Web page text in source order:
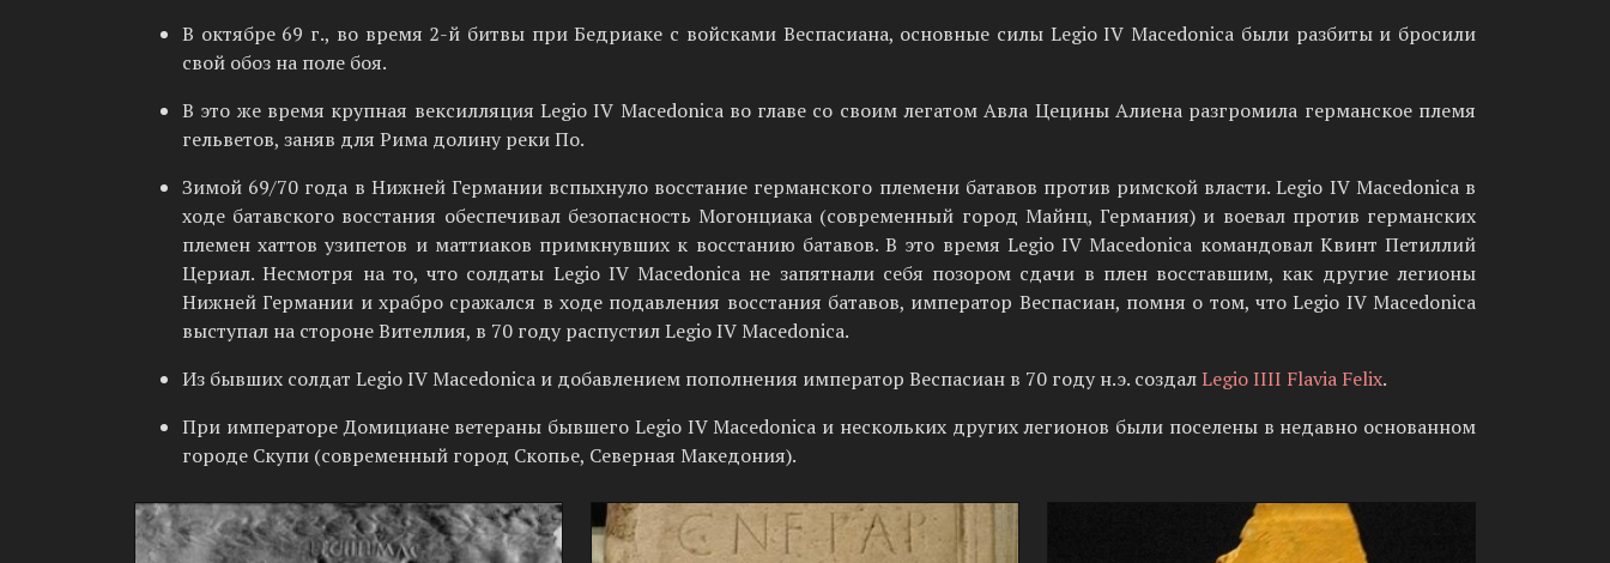
В октябре 69 г., во время 2-й битвы при Бедриаке с войсками Веспасиана, основные силы Legio IV Macedonica были разбиты и бросили
свой обоз на поле боя.
В это же время крупная вексилляция Legio IV Macedonica во главе со своим легатом Авла Цецины Алиена разгромила германское племя
гельветов, заняв для Рима долину реки По.
Зимой 69/70 года в Нижней Германии вспыхнуло восстание германского племени батавов против римской власти. Legio IV Macedonica в
ходе батавского восстания обеспечивал безопасность Могонциака (современный город Майнц, Германия) и воевал против германских
племен хаттов узипетов и маттиаков примкнувших к восстанию батавов. В это время Legio IV Macedonica командовал Квинт Петиллий
Цериал. Несмотря на то, что солдаты Legio IV Macedonica не запятнали себя позором сдачи в плен восставшим, как другие легионы
Нижней Германии и храбро сражался в ходе подавления восстания батавов, император Веспасиан, помня о том, что Legio IV Macedonica
выступал на стороне Вителлия, в 70 году распустил Legio IV Macedonica.
Из бывших солдат Legio IV Macedonica и добавлением пополнения император Веспасиан в 70 году н.э. создалLegio IIII Flavia Felix.
При императоре Домициане ветераны бывшего Legio IV Macedonica и нескольких других легионов были поселены в недавно основанном
городе Скупи (современный город Скопье, Северная Македония).